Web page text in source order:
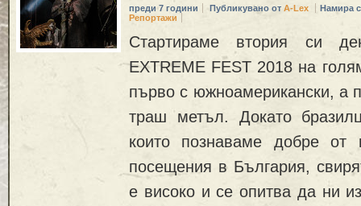
преди 7 години Публикувано от A-Lex
Намира
Репортажи
Стартираме втория си
EXTREME FEST 2018 на
първо с южноамерикански, а
траш метъл. Докато
които познаваме добре от
посещения в България,
е високо и се опитва да ни